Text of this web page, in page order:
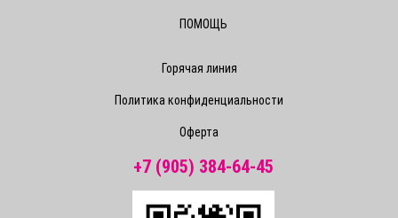
ПОМОЩЬ
Горячая линия
Политика конфиденциальности
Оферта
+7 (905) 384-64-45